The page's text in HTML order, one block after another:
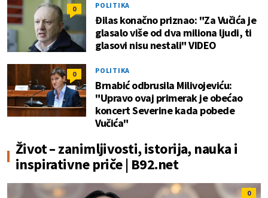
0 POLITIKA
Đilas konačno priznao: "Za Vučića je
glasalo više od dva miliona ljudi, ti
glasovi nisu nestali" VIDEO
0 POLITIKA
Brnabić odbrusila Milivojeviću:
"Upravo ovaj primerak je obećao
koncert Severine kada pobede
Vučića"
Život – zanimljivosti, istorija, nauka i
inspirativne priče | B92.net
0